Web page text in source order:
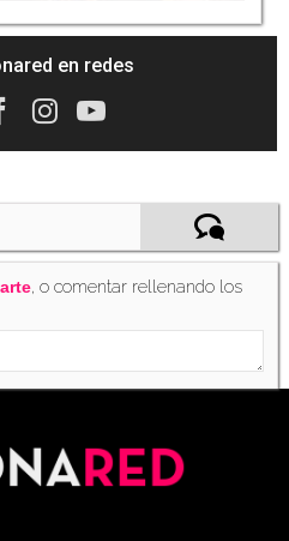
en redes
, o comentar rellenando los